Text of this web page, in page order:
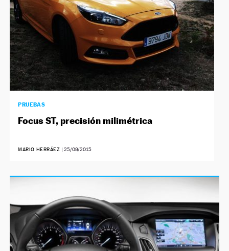
PRUEBAS
Focus ST, precisión milimétrica
MARIO HERRÁEZ | 25/09/2015